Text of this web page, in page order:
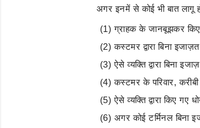
अगर इनमें से कोई भी बात लागू
(1) ग्राहक के जानबूझकर किए
(2) कस्टमर द्वारा बिना
(3) ऐसे व्यक्ति द्वारा बिना
(4) कस्टमर के परिवार, करीबी
(5) ऐसे व्यक्ति द्वारा किए
(6) अगर कोई टर्मिनल बिना